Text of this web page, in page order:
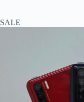
SALE